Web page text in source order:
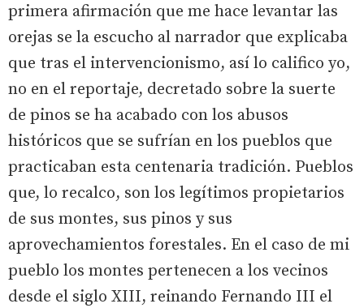
primera afirmación que me hace levantar las
orejas se la escucho al narrador que explicaba
que tras el intervencionismo, así lo califico yo,
no en el reportaje, decretado sobre la suerte
de pinos se ha acabado con los abusos
históricos que se sufrían en los pueblos que
practicaban esta centenaria tradición. Pueblos
que, lo recalco, son los legítimos propietarios
de sus montes, sus pinos y sus
aprovechamientos forestales. En el caso de mi
pueblo los montes pertenecen a los vecinos
desde el siglo XIII, reinando Fernando III el